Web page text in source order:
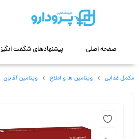
صفحه اصلی پیشنهادهای شگفت انگیز
مکمل غذایی ویتامین ها و املاح ویتامین آقایان